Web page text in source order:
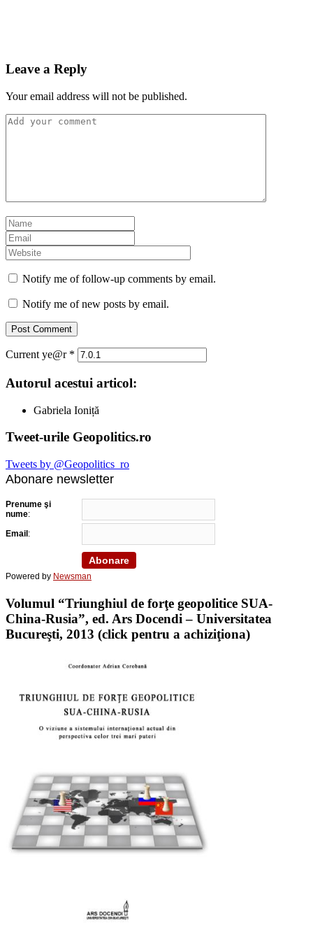
Leave a Reply
Your email address will not be published.
Notify me of follow-up comments by email.
Notify me of new posts by email.
Current ye@r *
Autorul acestui articol:
Gabriela Ioniță
Tweet-urile Geopolitics.ro
Tweets by @Geopolitics_ro
Abonare newsletter
Prenume şi
nume:
Email :
Powered by Newsman
Volumul “Triunghiul de forţe geopolitice SUA-
China-Rusia”, ed. Ars Docendi – Universitatea
Bucureşti, 2013 (click pentru a achiziţiona)